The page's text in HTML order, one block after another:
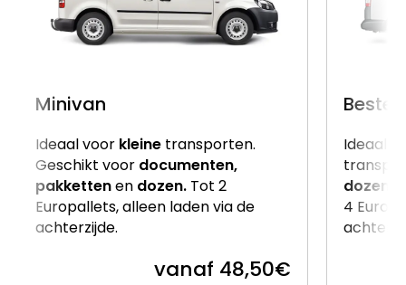
Minivan
Ideaal voor kleine transporten.
Geschikt voor documenten,
pakkettenen dozen. Tot 2
Europallets, alleen laden via de
achterzijde.
vanaf 48,50€
Ideaal
dozen
4